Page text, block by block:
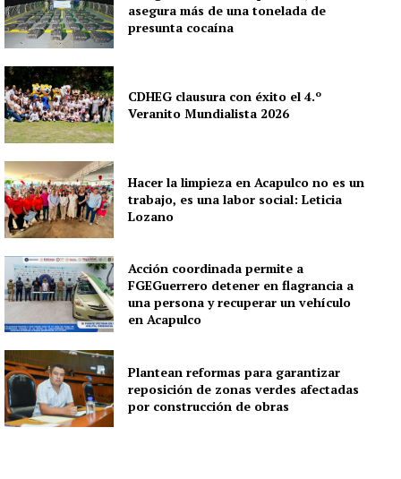
asegura más de una tonelada de
presunta cocaína
CDHEG clausura con éxito el 4.º
Veranito Mundialista 2026
Hacer la limpieza en Acapulco no es un
trabajo, es una labor social: Leticia
Lozano
Acción coordinada permite a
FGEGuerrero detener en flagrancia a
una persona y recuperar un vehículo
en Acapulco
Plantean reformas para garantizar
reposición de zonas verdes afectadas
por construcción de obras